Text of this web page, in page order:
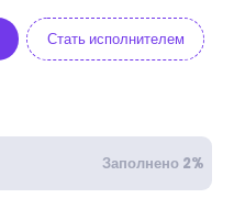
Стать исполнителем
Заполнено 2%